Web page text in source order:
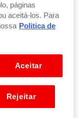
de
com cidadania
Portugal,
igualdade de
páginas
aceitá-los. Para
Politica de
Aceitar
Rejeitar